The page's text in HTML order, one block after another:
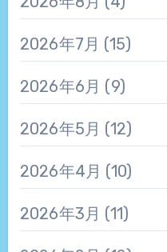
2026年7月 (15)
2026年6月 (9)
2026年5月 (12)
2026年4月 (10)
2026年3月 (11)